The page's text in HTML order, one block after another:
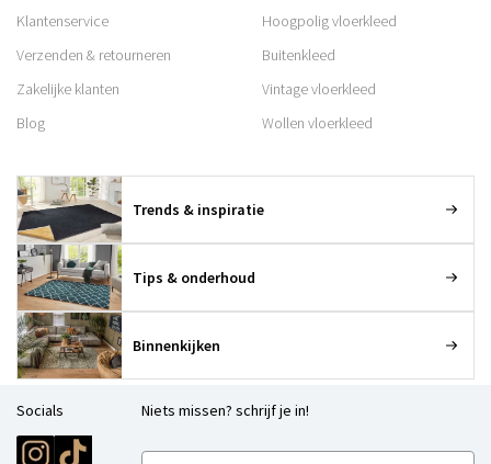
Klantenservice
Verzenden & retourneren
Zakelijke klanten
Blog
Hoogpolig vloerkleed
Buitenkleed
Vintage vloerkleed
Wollen vloerkleed
Trends & inspiratie
Tips & onderhoud
Binnenkijken
Socials Niets missen? schrijf je in!